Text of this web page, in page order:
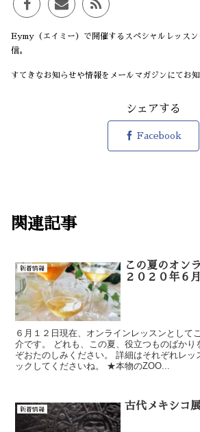
Eymy（エイミー）で開催するスペシャルレッス
信。
すてきなお知らせや情報をメールマガジンにてお知
シェアする
Facebook
関連記事
新着情報
この夏のオン
２０２０年６
６月１２日現在、オンラインレッスンとして
介です。 どれも、この夏、役立つものばかり
ぞおたのしみください。 詳細はそれぞれレッ
ックしてくださいね。 ★本物のZOO...
新着情報 古代メキシコ